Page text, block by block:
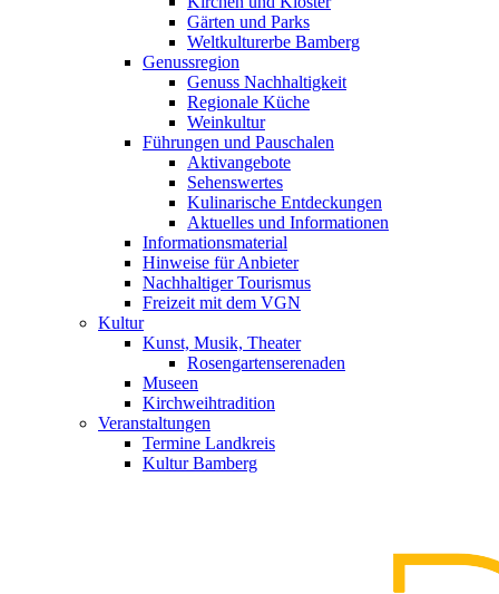
Gärten und Parks
Weltkulturerbe Bamberg
Genussregion
Genuss Nachhaltigkeit
Regionale Küche
Weinkultur
Führungen und Pauschalen
Aktivangebote
Sehenswertes
Kulinarische Entdeckungen
Aktuelles und Informationen
Informationsmaterial
Hinweise für Anbieter
Nachhaltiger Tourismus
Freizeit mit dem VGN
Kultur
Kunst, Musik, Theater
Rosengartenserenaden
Museen
Kirchweihtradition
Veranstaltungen
Termine Landkreis
Kultur Bamberg